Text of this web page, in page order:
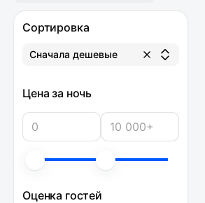
Сортировка
Сначала дешевые
Цена за ночь
Оценка гостей